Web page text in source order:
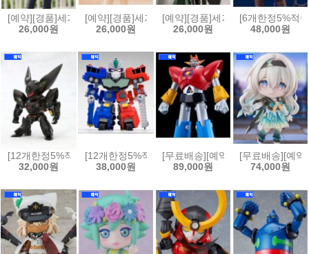
[예약][경품]세가 리코리스 리코일 하이 프리미엄 피규어 이노우에 타
26,000원
[예약][경품]세가 리코리스 리코일 하이 프리미엄 피
26,000원
[예약][경품]세가 에반게리온 신
26,000원
[6개한정5%적
48,000원
[12개한정5%적립][예약]논스케일 D-STYLE 패트레이버 - 그리폰
32,000원
[12개한정5%적립][예약][프라모델]D-STYLE 용자
38,000원
[무료배송][예약]MODEROID 모
89,000원
[무료배송][예
74,000원